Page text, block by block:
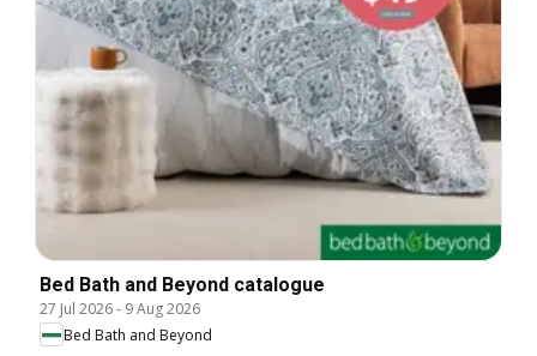
Bed Bath and Beyond catalogue
27 Jul 2026- 9 Aug 2026
Bed Bath and Beyond